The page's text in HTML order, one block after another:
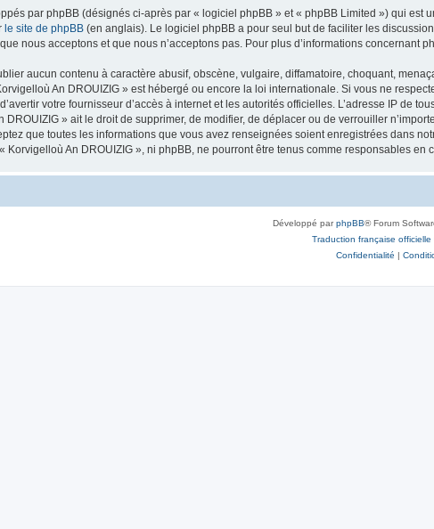
par phpBB (désignés ci-après par « logiciel phpBB » et « phpBB Limited ») qui est
le site de phpBB (en anglais). Le logiciel phpBB a pour seul but de faciliter les
nous acceptons et que nous n’acceptons pas. Pour plus d’informations concernant
aucun contenu à caractère abusif, obscène, vulgaire, diffamatoire, choquant,
An DROUIZIG » est hébergé ou encore la loi internationale. Si vous ne
votre fournisseur d’accès à internet et les autorités officielles. L’adresse IP de
DROUIZIG » ait le droit de supprimer, de modifier, de déplacer ou de verrouiller
que toutes les informations que vous avez renseignées soient enregistrées dans
Korvigelloù An DROUIZIG », ni phpBB, ne pourront être tenus comme responsables
Développé parphpBB® Forum
Traduction française officielle
Confidentialité |